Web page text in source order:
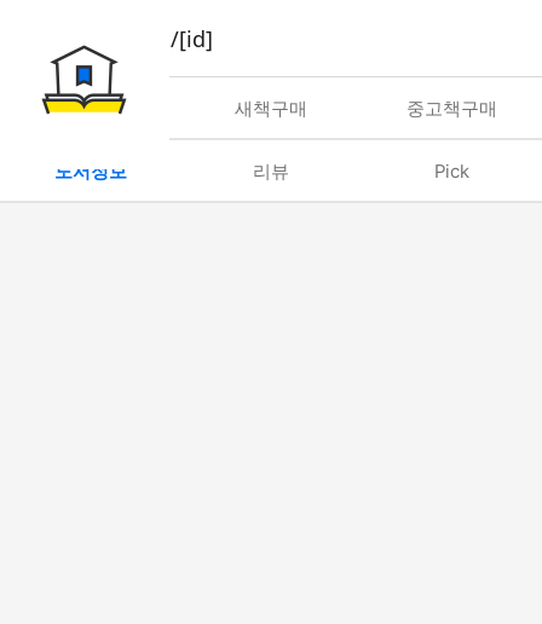
book/rent/[id]
대여 새책구매 중고책구매
도서정보 리뷰 Pick